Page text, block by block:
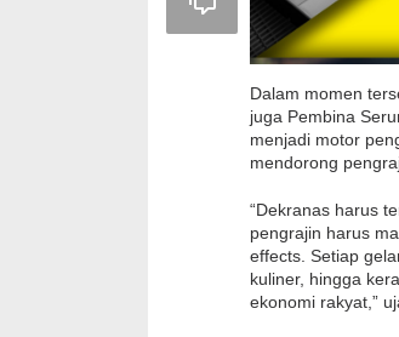
Dalam momen
juga Pembina
menjadi motor
mendorong
“Dekranas harus
pengrajin harus
effects. Setiap
kuliner, hingga
ekonomi rakyat,”